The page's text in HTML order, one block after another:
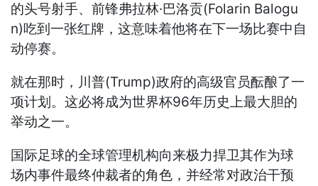
的头号射手、前锋弗拉林·巴洛贡(Folarin Balogu
n)吃到一张红牌，这意味着他将在下一场比赛中自
动停赛。
就在那时，川普(Trump)政府的高级官员酝酿了一
项计划。这必将成为世界杯96年历史上最大胆的
举动之一。
国际足球的全球管理机构向来极力捍卫其作为球
场内事件最终仲裁者的角色，并经常对政治干预